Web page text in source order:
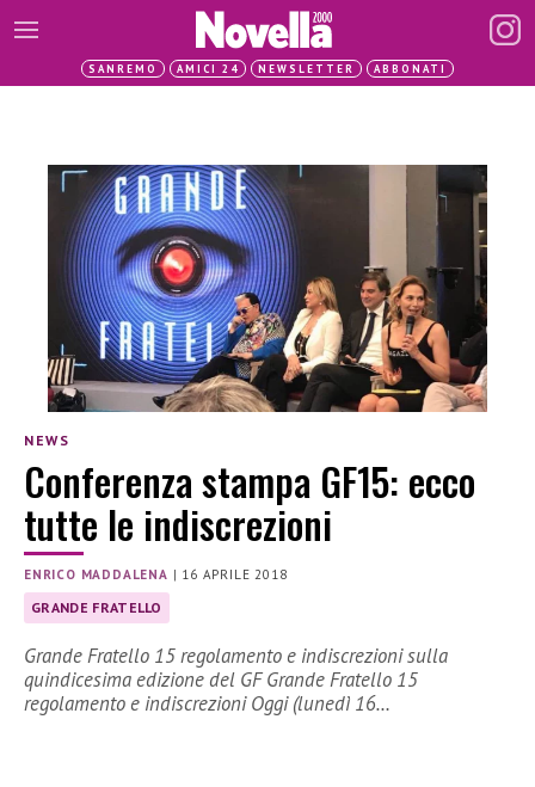
SANREMO AMICI 24 NEWSLETTER ABBONATI
NEWS
Conferenza stampa GF15: ecco
tutte le indiscrezioni
ENRICO MADDALENA | 16 APRILE 2018
GRANDE FRATELLO
Grande Fratello 15 regolamento e indiscrezioni sulla
quindicesima edizione del GF Grande Fratello 15
regolamento e indiscrezioni Oggi (lunedì 16…